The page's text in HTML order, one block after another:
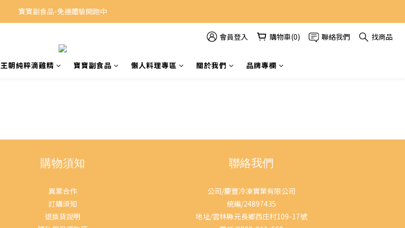
寶寶副食品-免運體驗開跑中
會員登入 購物車(0) 聯絡我們 找商品
王朝純粹滴雞精 寶寶副食品 懶人料理專區 關於我們 品牌專欄
購物須知
異業合作
訂購須知
退換貨說明
聯絡我們
公司/慶豐冷凍實業有限公司
統編/24897435
地址/雲林縣元長鄉西庄村109-17號